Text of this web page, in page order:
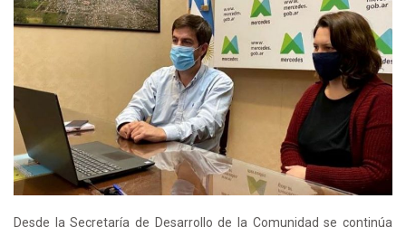
Desde la Secretaría de Desarrollo de la Comunidad se continúa